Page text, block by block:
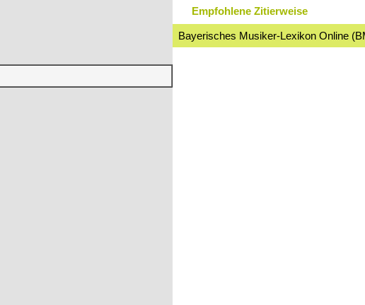
Empfohlene Zitierweise
Bayerisches Musiker-Lexikon Online